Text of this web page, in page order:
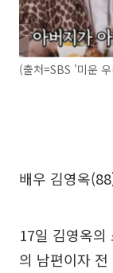
(출처=SBS '미운
배우 김영옥
17일 김영옥의
의 남편이자